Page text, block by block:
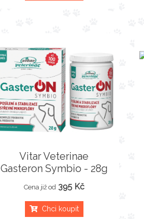
Vitar Veterinae
Gasteron Symbio - 28g
Cena již od 395 Kč
Chci koupit